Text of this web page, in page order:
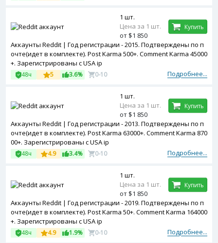
Аккаунты Reddit | Год регистрации - 2015. Подтверждены по п
очте(идет в комплекте). Post Karma 500+. Comment Karma 45000
+. Зарегистрированы с USA ip
Подробнее...
48ч 5 3.6% 0-10
1 шт.
Цена за 1 шт.
от $1 850
Купить
Аккаунты Reddit | Год регистрации - 2013. Подтверждены по п
очте(идет в комплекте). Post Karma 63000+. Comment Karma 870
00+. Зарегистрированы с USA ip
Подробнее...
48ч 4.9 3.4% 0-10
1 шт.
Цена за 1 шт.
от $1 850
Купить
Аккаунты Reddit | Год регистрации - 2019. Подтверждены по п
очте(идет в комплекте). Post Karma 50+. Comment Karma 164000
+. Зарегистрированы с USA ip
Подробнее...
48ч 4.9 1.9% 0-10
1 шт.
Цена за 1 шт.
от $1 850
Купить